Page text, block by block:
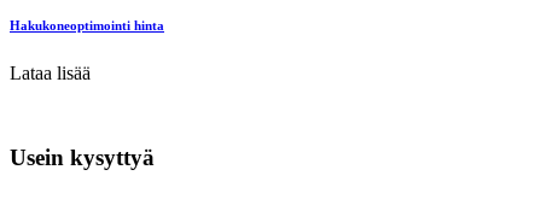
Hakukoneoptimointi hinta
Lataa lisää
Usein kysyttyä